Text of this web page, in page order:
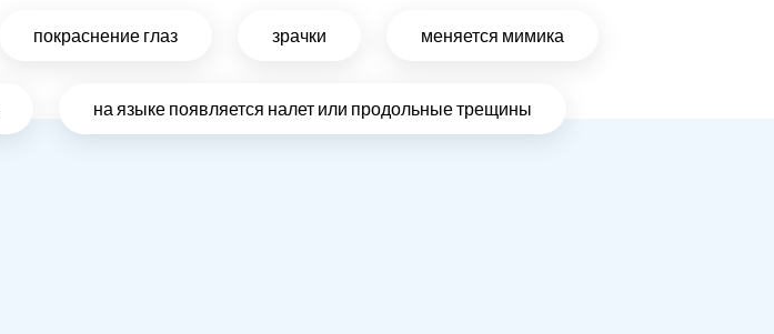
покраснение глаз зрачки меняется мимика
на языке появляется налет или продольные трещины